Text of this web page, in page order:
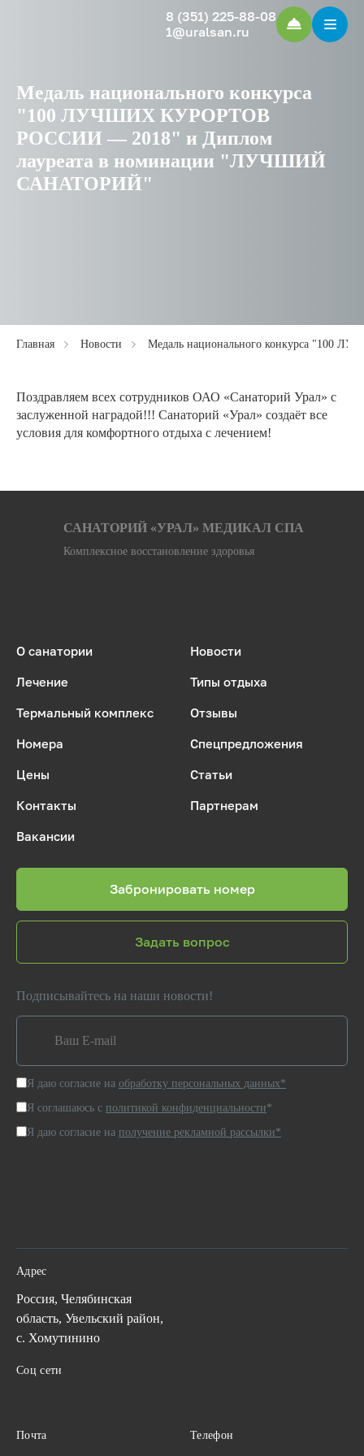
8 (351) 225-88-08
1@uralsan.ru
Медаль национального конкурса
"100 ЛУЧШИХ КУРОРТОВ
РОССИИ — 2018" и Диплом
лауреата в номинации "ЛУЧШИЙ
САНАТОРИЙ"
Главная Новости Медаль национального конкурса
Поздравляем всех сотрудников ОАО «Санаторий Урал» с
заслуженной наградой!!! Санаторий «Урал» создаёт все
условия для комфортного отдыха с лечением!
САНАТОРИЙ «УРАЛ» МЕДИКАЛ СПА
Комплексное восстановление здоровья
О санатории
Лечение
Термальный комплекс
Номера
Цены
Контакты
Вакансии
Новости
Типы отдыха
Отзывы
Спецпредложения
Статьи
Партнерам
Забронировать номер
Задать вопрос
Подписывайтесь на наши новости!
Я даю согласие на обработку персональных данных*
Я соглашаюсь с политикой конфиденциальности*
Я даю согласие на получение рекламной рассылки*
Адрес
Россия, Челябинская
область, Увельский район,
с. Хомутинино
Соц сети
Почта Телефон